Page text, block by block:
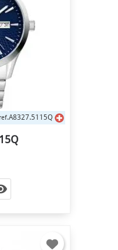
ref.A8327.5115Q